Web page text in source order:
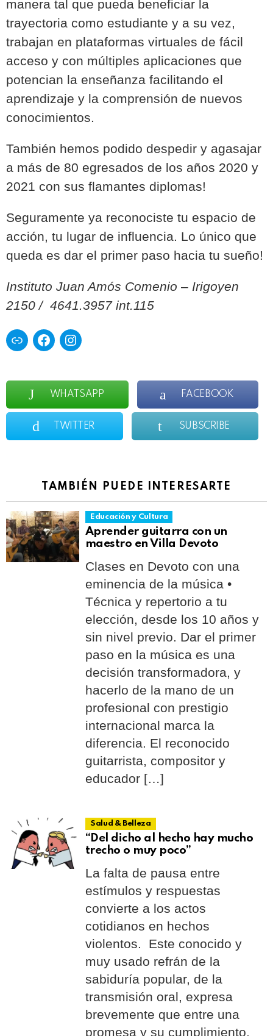
manera tal que pueda beneficiar la
trayectoria como estudiante y a su vez,
trabajan en plataformas virtuales de fácil
acceso y con múltiples aplicaciones que
potencian la enseñanza facilitando el
aprendizaje y la comprensión de nuevos
conocimientos.
También hemos podido despedir y agasajar
a más de 80 egresados de los años 2020 y
2021 con sus flamantes diplomas!
Seguramente ya reconociste tu espacio de
acción, tu lugar de influencia. Lo único que
queda es dar el primer paso hacia tu sueño!
Instituto Juan Amós Comenio – Irigoyen
2150 / 4641.3957 int.115
Enlace Facebook Instagram
WHATSAPP FACEBOOK
TWITTER SUBSCRIBE
TAMBIÉN PUEDE INTERESARTE
Educación y Cultura
Aprender guitarra con un
maestro en Villa Devoto
Clases en Devoto con una
eminencia de la música •
Técnica y repertorio a tu
elección, desde los 10 años y
sin nivel previo. Dar el primer
paso en la música es una
decisión transformadora, y
hacerlo de la mano de un
profesional con prestigio
internacional marca la
diferencia. El reconocido
guitarrista, compositor y
educador […]
Salud & Belleza
“Del dicho al hecho hay mucho
trecho o muy poco”
La falta de pausa entre
estímulos y respuestas
convierte a los actos
cotidianos en hechos
violentos. Este conocido y
muy usado refrán de la
sabiduría popular, de la
transmisión oral, expresa
brevemente que entre una
promesa y su cumplimiento,